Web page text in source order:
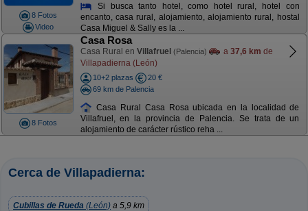
8 Fotos
Video
Si busca tanto hotel, como hotel rural, hotel con
encanto, casa rural, alojamiento, alojamiento rural, hostal
Casa Miguel & Sally es la ...
8 Fotos
Casa Rosa
Casa Rural en Villafruel (Palencia) a 37,6 km de
Villapadierna (León)
10+2 plazas
20 €
69 km de Palencia
Casa Rural Casa Rosa ubicada en la localidad de
Villafruel, en la provincia de Palencia. Se trata de un
alojamiento de carácter rústico reha ...
Cerca de Villapadierna:
Cubillas de Rueda (León) a 5,9 km